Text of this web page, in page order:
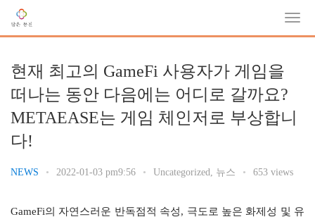
현재 최고의 GameFi 사용자가 게임을
떠나는 동안 다음에는 어디로 갈까요?
METAEASE는 게임 체인저로 부상합니
다!
NEWS • 2022-01-03 pm9:56 • Uncategorized, 뉴스 • 653 views
GameFi의 자연스러운 반독점적 속성, 극도로 높은 화제성 및 유